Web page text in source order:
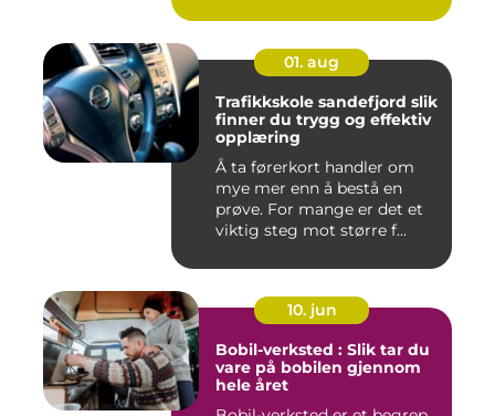
01. aug
Trafikkskole sandefjord slik
finner du trygg og effektiv
opplæring
Å ta førerkort handler om
mye mer enn å bestå en
prøve. For mange er det et
viktig steg mot større f...
10. jun
Bobil-verksted : Slik tar du
vare på bobilen gjennom
hele året